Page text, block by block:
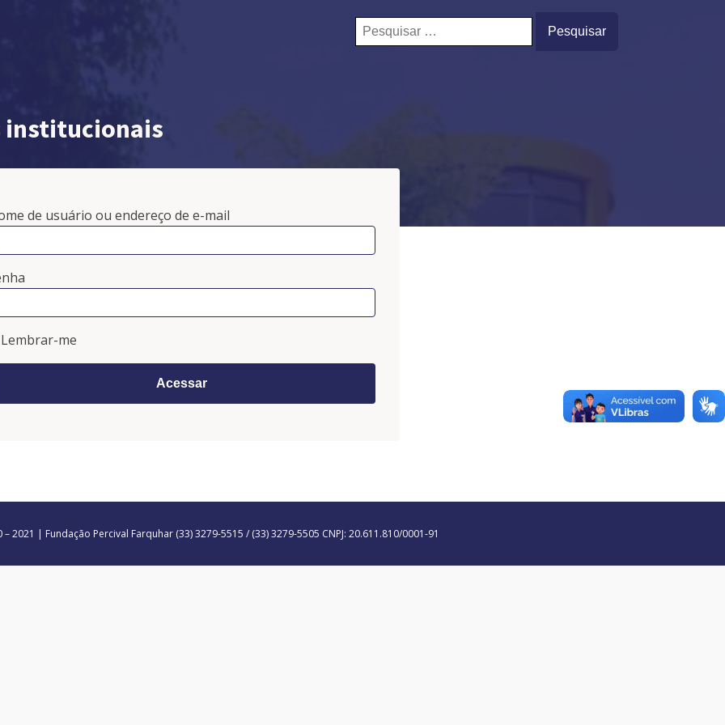
Pesquisar
por:
institucionais
de usuário ou endereço de e-mail
Lembrar-me
2021 | Fundação Percival Farquhar (33) 3279-5515 / (33) 3279-5505 CNPJ: 20.611.810/0001-91